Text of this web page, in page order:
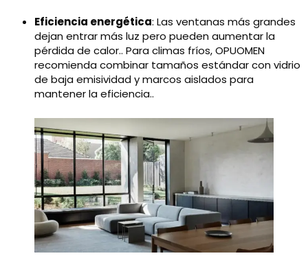
Eficiencia energética: Las ventanas más grandes
dejan entrar más luz pero pueden aumentar la
pérdida de calor.. Para climas fríos, OPUOMEN
recomienda combinar tamaños estándar con vidrio
de baja emisividad y marcos aislados para
mantener la eficiencia..